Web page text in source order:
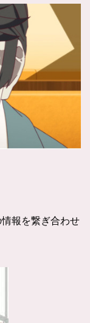
報を繋ぎ合わせ